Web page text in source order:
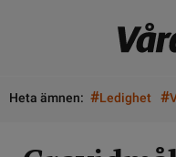
Heta ämnen: #Ledighet #